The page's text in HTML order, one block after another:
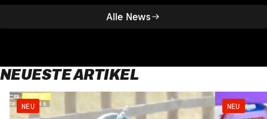
Alle News
NEUESTE ARTIKEL
NEU NEU